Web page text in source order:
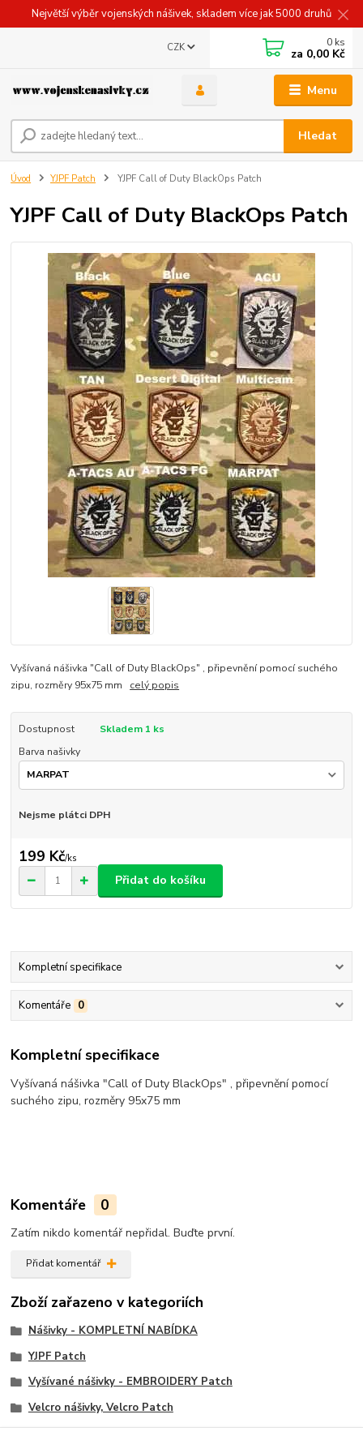
Největší výběr vojenských nášivek, skladem více jak 5000 druhů
Menu
CZK
Hledat
0 ks
za 0,00 Kč
Úvod YJPF Patch YJPF Call of Duty BlackOps Patch
YJPF Call of Duty BlackOps Patch
Vyšívaná nášivka "Call of Duty BlackOps" , připevnění pomocí suchého
zipu, rozměry 95x75 mm celý popis
Dostupnost
Skladem 1 ks
Barva našivky
Nejsme plátci DPH
199 Kč/ks
Přidat do košíku
Kompletní specifikace
Komentáře 0
Kompletní specifikace
Vyšívaná nášivka "Call of Duty BlackOps" , připevnění pomocí
suchého zipu, rozměry 95x75 mm
Komentáře 0
Zatím nikdo komentář nepřidal. Buďte první.
Přidat komentář
Zboží zařazeno v kategoriích
Nášivky - KOMPLETNÍ NABÍDKA
YJPF Patch
Vyšívané nášivky - EMBROIDERY Patch
Velcro nášivky, Velcro Patch